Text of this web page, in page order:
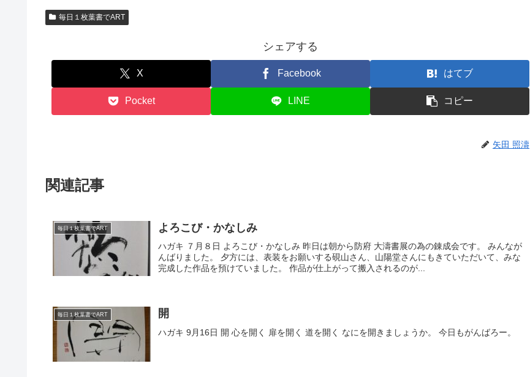
毎日１枚葉書でART
シェアする
X Facebook はてブ
Pocket LINE コピー
矢田 照濤
関連記事
毎日１枚葉書でART よろこび・かなしみ
ハガキ ７月８日 よろこび・かなしみ 昨日は朝から防府 大濤書展の為の錬成会です。 みんなが
んばりました。 夕方には、表装をお願いする硯山さん、山陽堂さんにもきていただいて、みな
完成した作品を預けていました。 作品が仕上がって搬入されるのが...
毎日１枚葉書でART 開
ハガキ 9月16日 開 心を開く 扉を開く 道を開く なにを開きましょうか。 今日もがんばろー。